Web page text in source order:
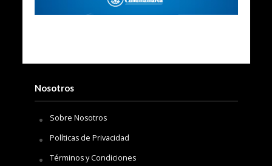
Nosotros
Sobre Nosotros
Políticas de Privacidad
Términos y Condiciones